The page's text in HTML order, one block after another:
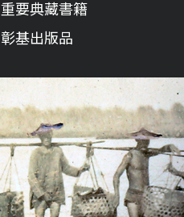
重要典藏書籍
彰基出版品